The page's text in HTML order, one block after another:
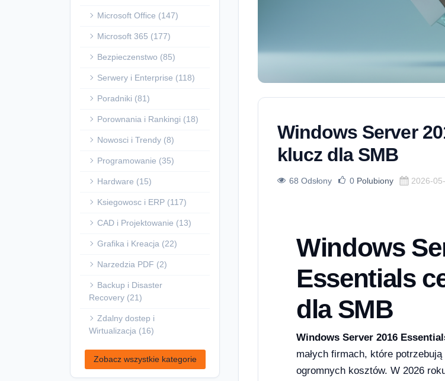
Microsoft Office (147)
Microsoft 365 (177)
Bezpieczenstwo (85)
Serwery i Enterprise (118)
Poradniki (81)
Porownania i Rankingi (18)
Nowosci i Trendy (8)
Programowanie (35)
Hardware (15)
Ksiegowosc i ERP (117)
CAD i Projektowanie (13)
Grafika i Kreacja (22)
Narzedzia PDF (2)
Backup i Disaster
Recovery (21)
Zdalny dostep i
Wirtualizacja (16)
Zobacz wszystkie kategorie
Windows Server
klucz dla SMB
68 Odsłony 0 Polubiony 2026-
Windows
Essentials
dla SMB
Windows Server 2016
małych firmach, które
ogromnych kosztów. W 2026